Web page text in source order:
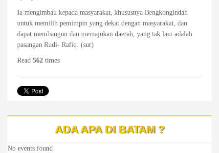
Ia mengimbau kepada masyarakat, khususnya Bengkongindah
untuk memilih pemimpin yang dekat dengan masyarakat, dan
dapat membangun dan memajukan daerah, yang tak lain adalah
pasangan Rudi- Rafiq. (sur)
Read 562 times
ADA APA DI BATAM ?
No events found